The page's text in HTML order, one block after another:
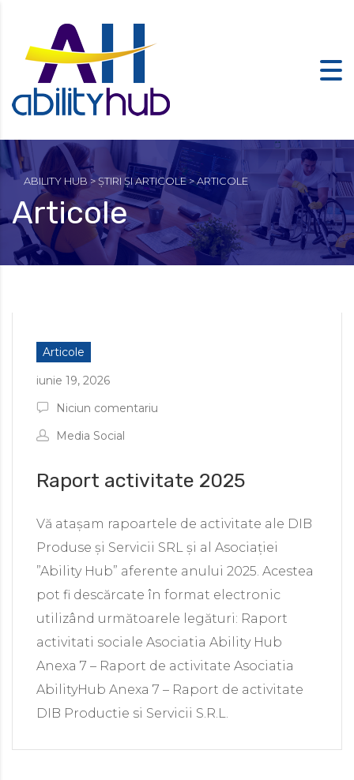
de persoane cu dizabilități
Articole
ABILITY HUB >ȘTIRI ȘI ARTICOLE>ARTICOLE
Articole
iunie 19, 2026
Niciun comentariu
Media Social
Raport activitate 2025
Vă atașam rapoartele de activitate ale DIB
Produse și Servicii SRL și al Asociației
”Ability Hub” aferente anului 2025. Acestea
pot fi descărcate în format electronic
utilizând următoarele legături: Raport
activitati sociale Asociatia Ability Hub
Anexa 7 – Raport de activitate Asociatia
AbilityHub Anexa 7 – Raport de activitate
DIB Productie si Servicii S.R.L.